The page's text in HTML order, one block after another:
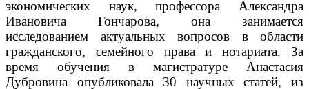
экономических наук, профессора Александра
Ивановича Гончарова, она занимается
исследованием актуальных вопросов в области
гражданского, семейного права и нотариата. За
время обучения в магистратуре Анастасия
Дубровина опубликовала 30 научных статей, из